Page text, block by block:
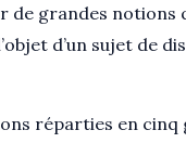
de grandes
d’un sujet de
réparties en cinq